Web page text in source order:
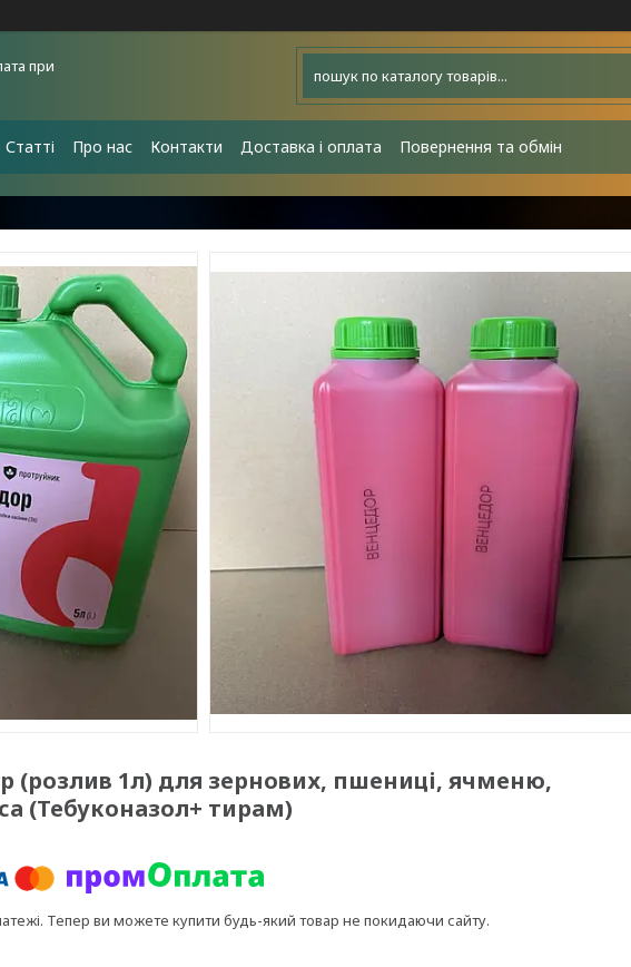
при
Статті Про нас Контакти Доставка і оплата Повернення та обмін
(розлив 1л) для зернових, пшениці, ячменю,
(Тебуконазол+ тирам)
Тепер ви можете купити будь-який товар не покидаючи сайту.